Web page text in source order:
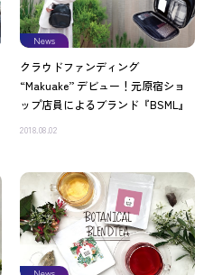
News
クラウドファンディング
“Makuake” デビュー！元原宿ショ
ップ店員によるブランド『BSML』
2018.08.02